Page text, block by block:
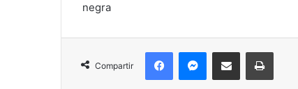
negra
Compartir
FacebookMessengerCompartir por correo electrónico